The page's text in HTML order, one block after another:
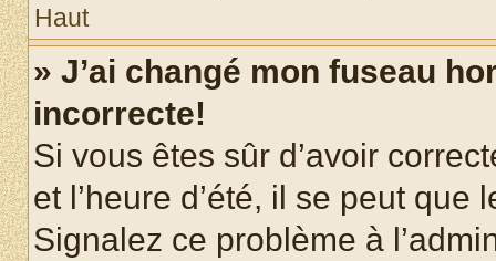
Haut
» J’ai changé mon fuseau
incorrecte!
Si vous êtes sûr d’avoir
et l’heure d’été, il se peut que
Signalez ce problème à